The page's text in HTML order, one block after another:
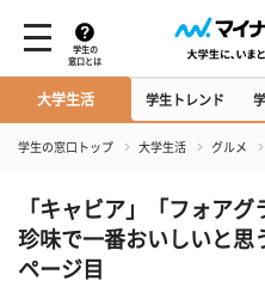
学生の
窓口とは
大学生活 学生トレンド
学生の窓口トップ 大学生活 グルメ
「キャビア」「フォア
珍味で一番おいしいと思
ページ目